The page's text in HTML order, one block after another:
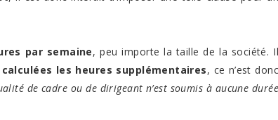
par semaine, peu importe la taille de la société. Il
les heures supplémentaires, ce n’est donc
de cadre ou de dirigeant n’est soumis à aucune durée